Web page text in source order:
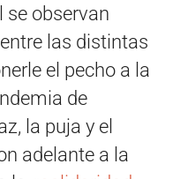
se observan
las distintas
el pecho a la
de
la puja y el
adelante a la